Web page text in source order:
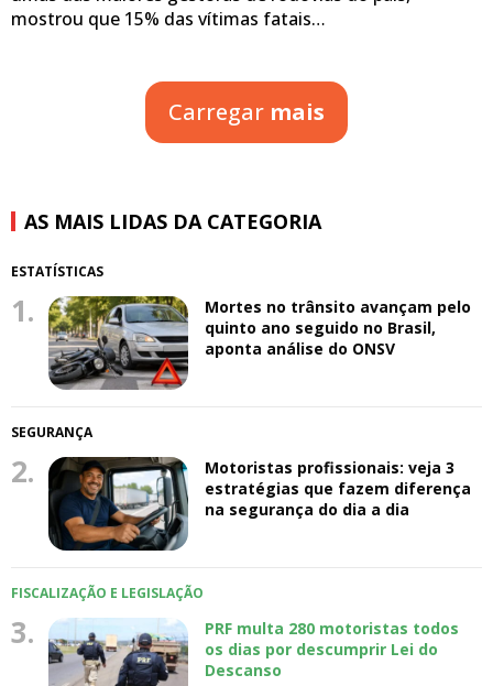
mostrou que 15% das vítimas fatais…
Carregar mais
AS MAIS LIDAS DA CATEGORIA
ESTATÍSTICAS
1.
Mortes no trânsito avançam pelo
quinto ano seguido no Brasil,
aponta análise do ONSV
SEGURANÇA
2.
Motoristas profissionais: veja 3
estratégias que fazem diferença
na segurança do dia a dia
FISCALIZAÇÃO E LEGISLAÇÃO
3.
PRF multa 280 motoristas todos
os dias por descumprir Lei do
Descanso